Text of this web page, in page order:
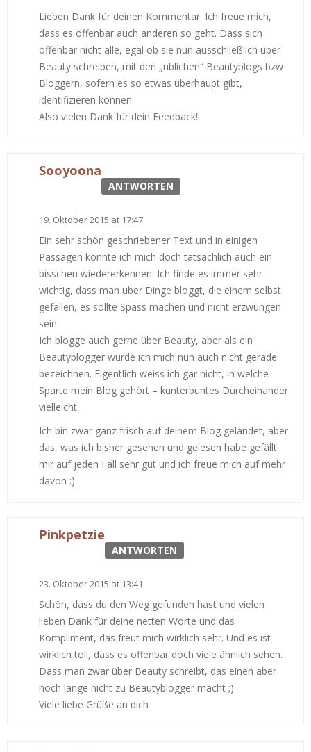
Lieben Dank für deinen Kommentar. Ich freue mich,
dass es offenbar auch anderen so geht. Dass sich
offenbar nicht alle, egal ob sie nun ausschließlich über
Beauty schreiben, mit den „üblichen“ Beautyblogs bzw
Bloggern, sofern es so etwas überhaupt gibt,
identifizieren können.
Also vielen Dank für dein Feedback!!
Sooyoona
ANTWORTEN
19. Oktober 2015 at 17:47
Ein sehr schön geschriebener Text und in einigen
Passagen konnte ich mich doch tatsächlich auch ein
bisschen wiedererkennen. Ich finde es immer sehr
wichtig, dass man über Dinge bloggt, die einem selbst
gefallen, es sollte Spass machen und nicht erzwungen
sein.
Ich blogge auch gerne über Beauty, aber als ein
Beautyblogger würde ich mich nun auch nicht gerade
bezeichnen. Eigentlich weiss ich gar nicht, in welche
Sparte mein Blog gehört – kunterbuntes Durcheinander
vielleicht.
Ich bin zwar ganz frisch auf deinem Blog gelandet, aber
das, was ich bisher gesehen und gelesen habe gefällt
mir auf jeden Fall sehr gut und ich freue mich auf mehr
davon :)
Pinkpetzie
ANTWORTEN
23. Oktober 2015 at 13:41
Schön, dass du den Weg gefunden hast und vielen
lieben Dank für deine netten Worte und das
Kompliment, das freut mich wirklich sehr. Und es ist
wirklich toll, dass es offenbar doch viele ähnlich sehen.
Dass man zwar über Beauty schreibt, das einen aber
noch lange nicht zu Beautyblogger macht ;)
Viele liebe Grüße an dich